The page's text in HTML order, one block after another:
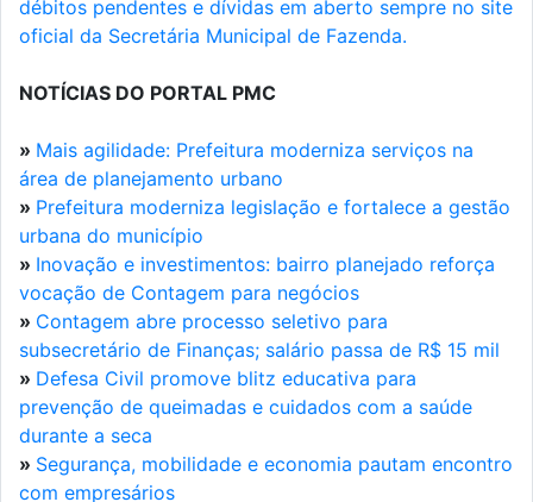
débitos pendentes e dívidas em aberto sempre no site
oficial da Secretária Municipal de Fazenda.
NOTÍCIAS DO PORTAL PMC
» Mais agilidade: Prefeitura moderniza serviços na
área de planejamento urbano
» Prefeitura moderniza legislação e fortalece a gestão
urbana do município
» Inovação e investimentos: bairro planejado reforça
vocação de Contagem para negócios
» Contagem abre processo seletivo para
subsecretário de Finanças; salário passa de R$ 15 mil
» Defesa Civil promove blitz educativa para
prevenção de queimadas e cuidados com a saúde
durante a seca
» Segurança, mobilidade e economia pautam encontro
com empresários